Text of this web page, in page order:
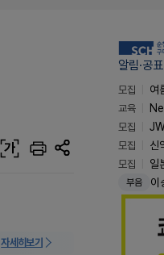
가
자세히보기
알림·공표
모집
여
교육
모집
모집
신
모집
일
부음 이